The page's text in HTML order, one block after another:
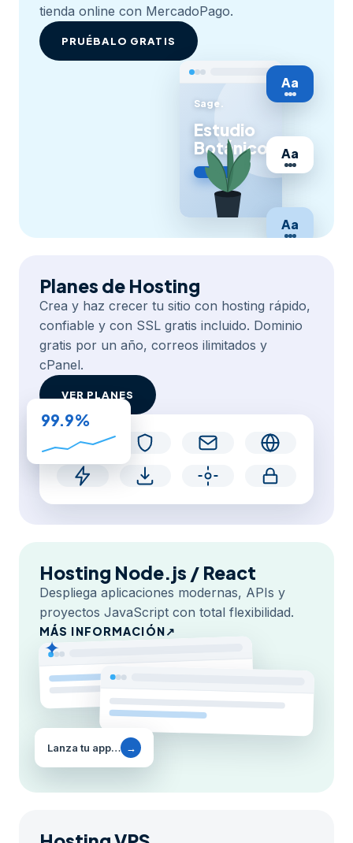
tienda online con MercadoPago.
PRUÉBALO GRATIS
Sage.
Estudio
Botánico
Aa
Aa
Aa
Planes de Hosting
Crea y haz crecer tu sitio con hosting rápido,
confiable y con SSL gratis incluido. Dominio
gratis por un año, correos ilimitados y
cPanel.
VER PLANES
99.9%
Hosting Node.js / React
Despliega aplicaciones modernas, APIs y
proyectos JavaScript con total flexibilidad.
MÁS INFORMACIÓN↗
✦
Lanza tu app… →